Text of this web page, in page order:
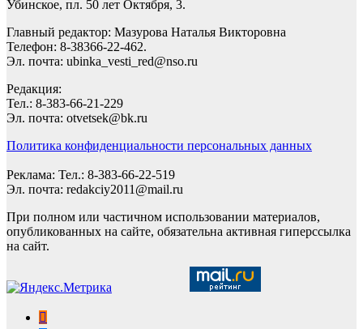
Убинское, пл. 50 лет Октября, 3.
Главный редактор: Мазурова Наталья Викторовна
Телефон: 8-38366-22-462.
Эл. почта: ubinka_vesti_red@nso.ru
Редакция:
Тел.: 8-383-66-21-229
Эл. почта: otvetsek@bk.ru
Политика конфиденциальности персональных данных
Реклама: Тел.: 8-383-66-22-519
Эл. почта: redakciy2011@mail.ru
При полном или частичном использовании материалов,
опубликованных на сайте, обязательна активная гиперссылка
на сайт.